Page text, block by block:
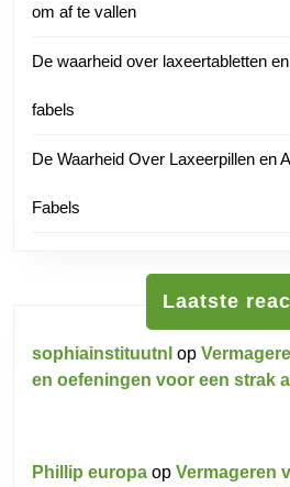
om af te vallen
De waarheid over laxeertabletten
fabels
De Waarheid Over Laxeerpillen en
Fabels
Laatste
sophiainstituutnl op
en oefeningen voor een strak
Phillip europa op Vermageren